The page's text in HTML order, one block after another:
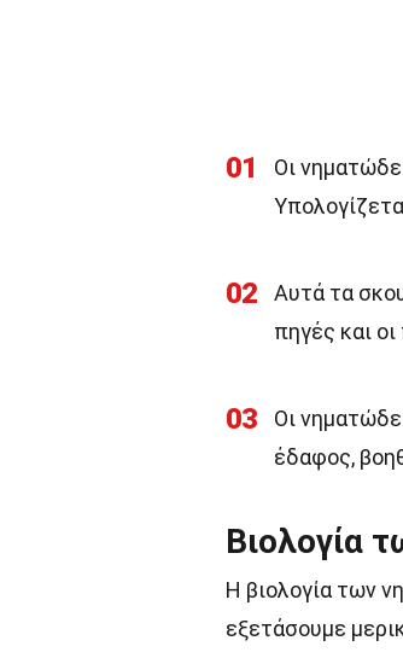
01
Οι
02
Αυτά τα
πηγές και
03
Οι
έδαφος,
Βιολογία
Η βιολογία των
εξετάσουμε